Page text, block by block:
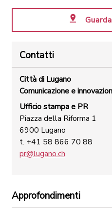
Contatti
Città di Lugano
Comunicazione e
Ufficio stampa e PR
Piazza della Riforma 1
6900 Lugano
t. +41 58 866 70 88
pr@lugano.ch
Approfondimenti